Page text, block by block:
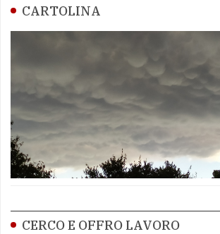
CARTOLINA
CERCO E OFFRO LAVORO